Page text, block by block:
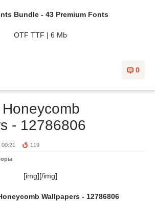
Bundle - 43 Premium Fonts
OTF TTF | 6 Mb
0
- 12786806
119
[img][/img]
Wallpapers - 12786806